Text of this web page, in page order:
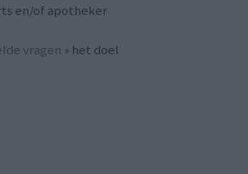
en/of apotheker
vragen » het doel